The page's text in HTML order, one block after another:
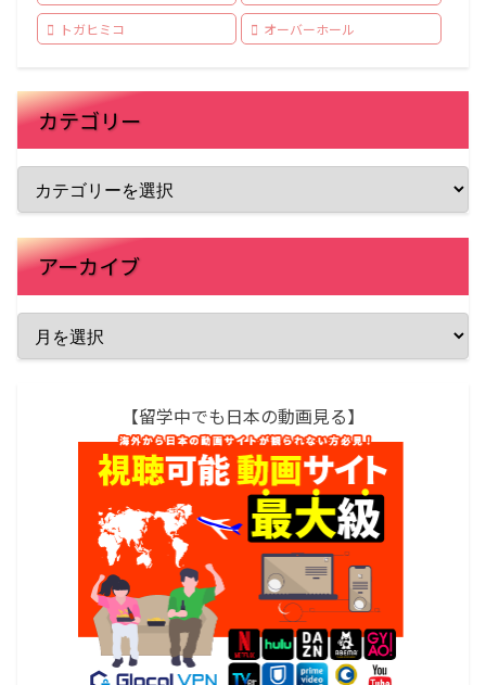
トガヒミコ オーバーホール
カテゴリー
アーカイブ
【留学中でも日本の動画見る】